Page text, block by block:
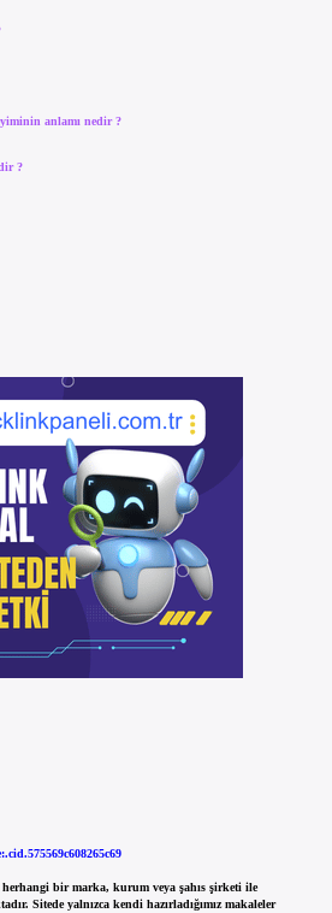
anlamı nedir ?
?
bir marka, kurum veya şahıs şirketi ile
Sitede yalnızca kendi hazırladığımız makaleler